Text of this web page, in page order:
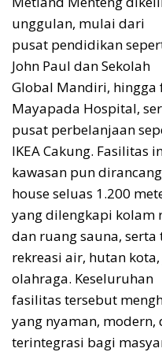
unggulan, mulai dari
pusat pendidikan
John Paul dan Sekolah
Global Mandiri, hingga
Mayapada Hospital,
pusat perbelanjaan
IKEA Cakung. Fasilitas
kawasan pun
house seluas 1.200
yang dilengkapi kolam
dan ruang sauna, serta
rekreasi air, hutan
olahraga. Keseluruhan
fasilitas tersebut
yang nyaman, modern,
terintegrasi bagi